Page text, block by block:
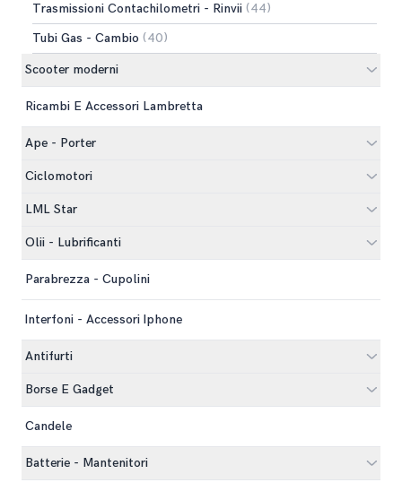
Trasmissioni Contachilometri - Rinvii (44)
Tubi Gas - Cambio (40)
Scooter moderni
Ricambi E Accessori Lambretta
Ape - Porter
Ciclomotori
LML Star
Olii - Lubrificanti
Parabrezza - Cupolini
Interfoni - Accessori Iphone
Antifurti
Borse E Gadget
Candele
Batterie - Mantenitori